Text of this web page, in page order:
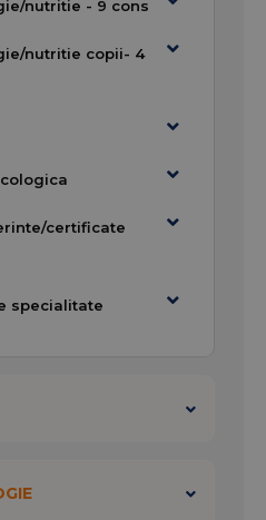
nutritie - 9 cons
nutritie copii- 4
certificate
specialitate